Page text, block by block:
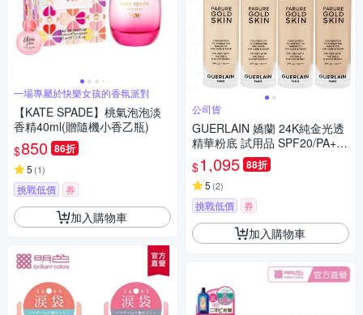
一場專屬於快樂女孩的香氛派對
【KATE SPADE】桃氣泡泡淡
香精40ml(贈隨機小香乙瓶)
$850 86折
5 (1)
挑戰低價 券
加入購物車
公司貨
GUERLAIN 嬌蘭 24K純金光透
精華粉底 試用品 SPF20/PA+++
(20ml)(公司貨)
$1,095 88折
5 (2)
挑戰低價 券
加入購物車